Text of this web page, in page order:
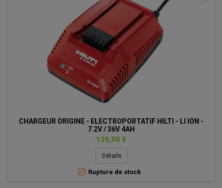
CHARGEUR ORIGINE - ELECTROPORTATIF HILTI - LI ION -
7.2V / 36V 4AH
Prix
139,90 €
Détails
 Rupture de stock